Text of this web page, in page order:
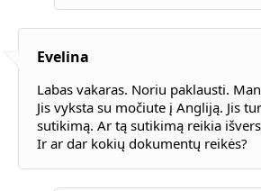
Evelina
Labas vakaras. Noriu paklausti.
Jis vyksta su močiute į Angliją. Jis
sutikimą. Ar tą sutikimą reikia
Ir ar dar kokių dokumentų reikės?